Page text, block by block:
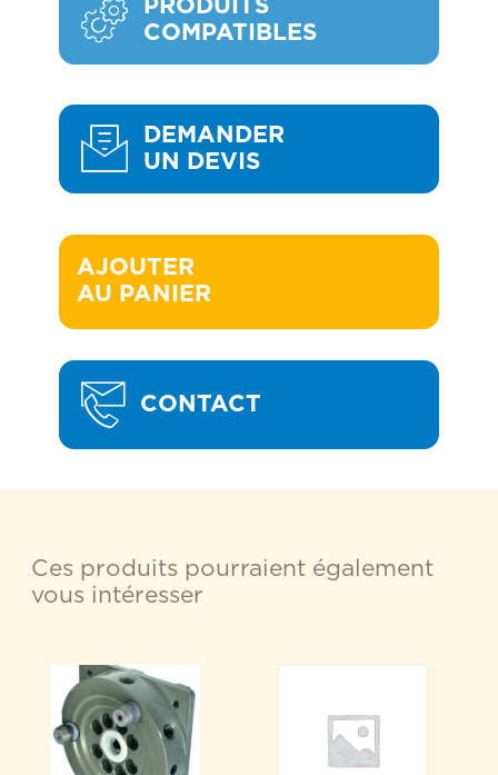
PRODUITS
COMPATIBLES
DEMANDER
UN DEVIS
AJOUTER
AU PANIER
CONTACT
Ces produits pourraient également
vous intéresser